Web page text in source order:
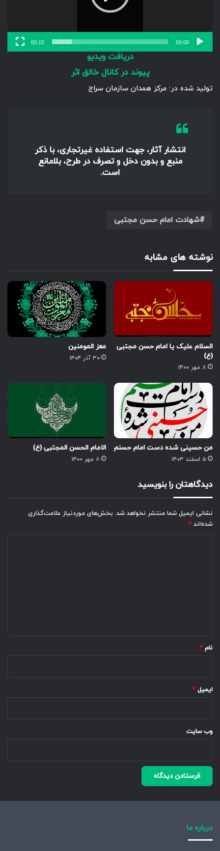
00:00
00:15
دریافت ویدیو
پیوند در کانال خالق اثر
تولید شده در: مرکز همدان سازمان سراج
انتشار آثار، جهت استفاده غیرتجاری، با ذکر
منبع و بدون دخل و تصرف در طرح، بلامانع
است.
شهادت امام حسن مجتبی
نوشته های مشابه
السلام علیک یا امام حسن مجتبی
(ع)
۸ مهر ۱۴۰۰
معز المومنین
۳۰ آذر ۱۴۰۴
من حسینی شده دست امام حسنم
۵ اسفند ۱۴۰۳
الامام الحسن المجتبی (ع)
۸ مهر ۱۴۰۰
دیدگاهتان را بنویسید
نشانی ایمیل شما منتشر نخواهد شد. بخش‌های موردنیاز علامت‌گذاری
شده‌اند *
نام *
ایمیل *
وب‌ سایت
درباره ما